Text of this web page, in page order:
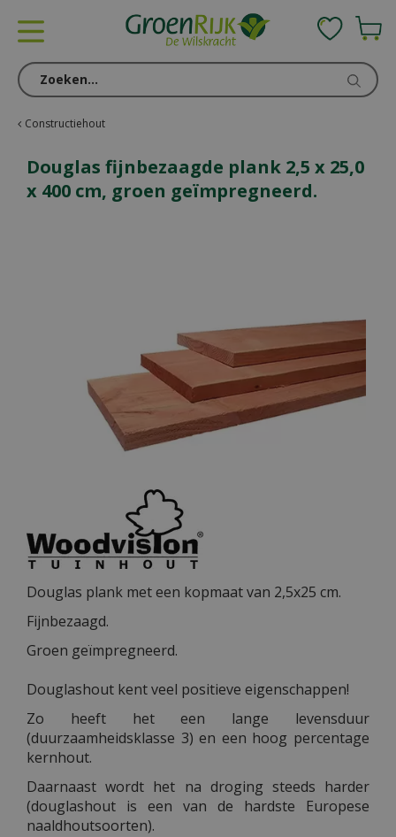
Constructiehout
Douglas fijnbezaagde plank 2,5 x 25,0
x 400 cm, groen geïmpregneerd.
Douglas plank met een kopmaat van 2,5x25 cm.
Fijnbezaagd.
Groen geïmpregneerd.
Douglashout kent veel positieve eigenschappen!
Zo heeft het een lange levensduur
(duurzaamheidsklasse 3) en een hoog percentage
kernhout.
Daarnaast wordt het na droging steeds harder
(douglashout is een van de hardste Europese
naaldhoutsoorten).